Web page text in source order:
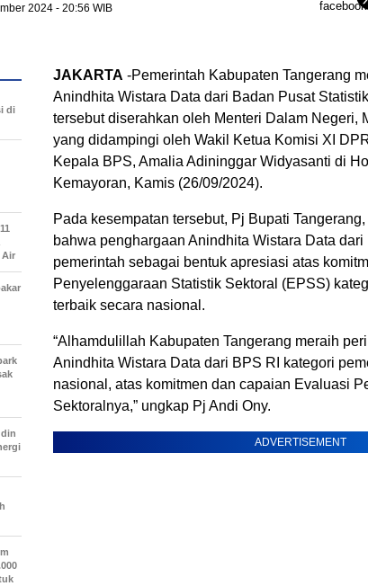
2024 - 20:56 WIB
JAKARTA -Pemerintah Kabupaten Tangerang
Anindhita Wistara Data dari Badan Pusat
tersebut diserahkan oleh Menteri Dalam Negeri,
yang didampingi oleh Wakil Ketua Komisi XI
Kepala BPS, Amalia Adininggar Widyasanti di
Kemayoran, Kamis (26/09/2024).
Pada kesempatan tersebut, Pj Bupati
bahwa penghargaan Anindhita Wistara Data
pemerintah sebagai bentuk apresiasi atas
Penyelenggaraan Statistik Sektoral (EPSS)
terbaik secara nasional.
“Alhamdulillah Kabupaten Tangerang meraih
Anindhita Wistara Data dari BPS RI kategori
nasional, atas komitmen dan capaian Evaluasi
Sektoralnya,” ungkap Pj Andi Ony.
ADVERTISEMENT
di
Air